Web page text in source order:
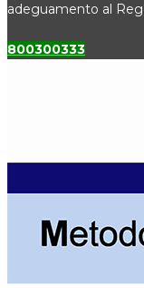
adeguamento al
800300333